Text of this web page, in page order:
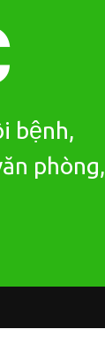
bệnh,
phòng,